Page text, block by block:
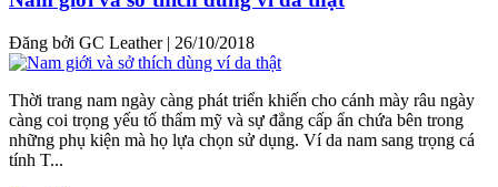
Đăng bởi GC Leather | 26/10/2018
Thời trang nam ngày càng phát triển khiến cho cánh mày râu ngày
càng coi trọng yếu tố thẩm mỹ và sự đẳng cấp ẩn chứa bên trong
những phụ kiện mà họ lựa chọn sử dụng. Ví da nam sang trọng cá
tính T...